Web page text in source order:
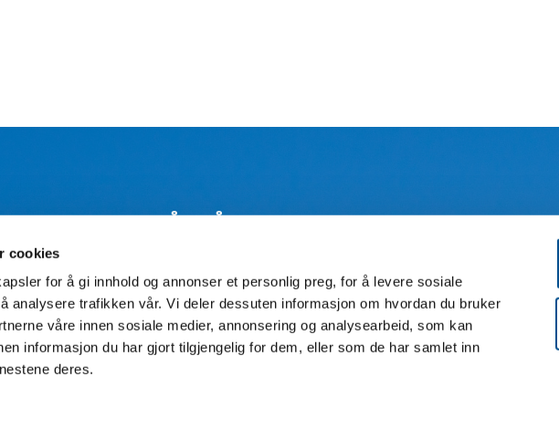
cookies
for å gi innhold og annonser et personlig preg, for å levere sosiale
analysere trafikken vår. Vi deler dessuten informasjon om hvordan du bruker
våre innen sosiale medier, annonsering og analysearbeid, som kan
informasjon du har gjort tilgjengelig for dem, eller som de har samlet inn
deres.
Jeg ønsker å motta nyhetsbrev og godtar at mine personopplysninger behandles i samsvar
med personvern og brukervilkår
Send